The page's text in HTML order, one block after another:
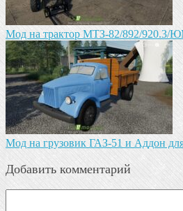
Мод на трактор МТЗ-82/892/920.3/
Мод на грузовик ГАЗ-51 и Аддон
Добавить комментарий